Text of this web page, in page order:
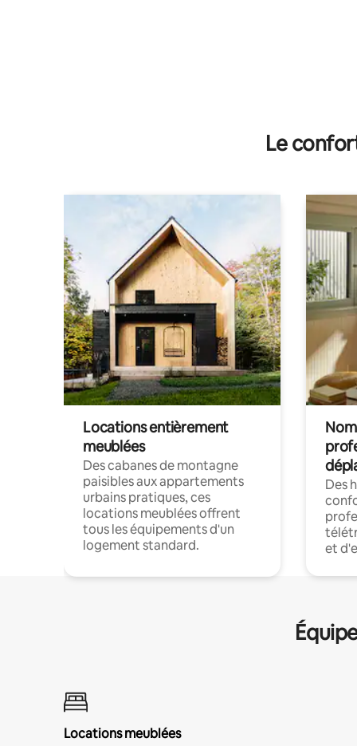
Le
Locations entièrement
meublées
Des cabanes de montagne
paisibles aux appartements
urbains pratiques, ces
locations meublées offrent
tous les équipements d'un
logement standard.
Des
et
Locations meublées